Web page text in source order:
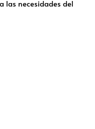
las necesidades del